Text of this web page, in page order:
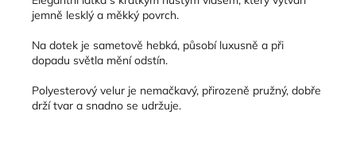
jemně lesklý a měkký povrch.
Na dotek je sametově hebká, působí luxusně a při
dopadu světla mění odstín.
Polyesterový velur je nemačkavý, přirozeně pružný, dobře
drží tvar a snadno se udržuje.